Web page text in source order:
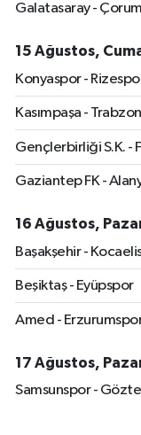
Galatasaray -
15 Ağustos,
Konyaspor -
Kasımpaşa -
Gençlerbirliği S.K. -
Gaziantep FK -
16 Ağustos,
Başakşehir -
Beşiktaş - Eyüpspor
Amed -
17 Ağustos,
Samsunspor -